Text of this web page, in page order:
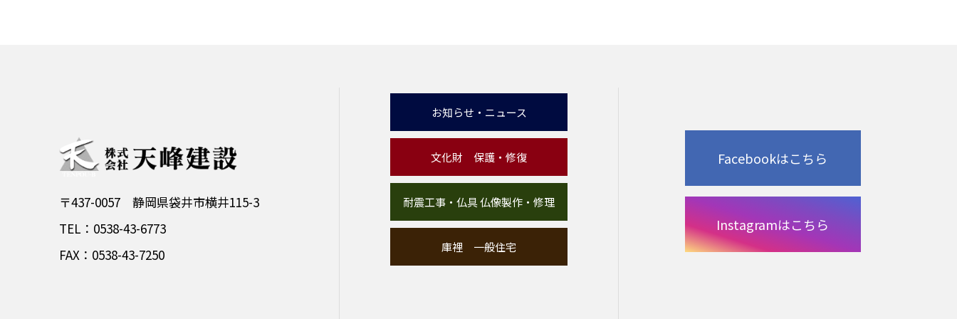
〒437-0057 静岡県袋井市横井115-3
TEL：0538-43-6773
FAX：0538-43-7250
お知らせ・ニュース
文化財 保護・修復
耐震工事・仏具 仏像製作・修理
庫裡 一般住宅
Facebookはこちら
Instagramはこちら